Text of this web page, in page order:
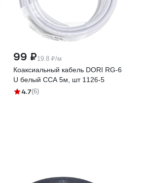
99 ₽19.8 ₽/м
Коаксиальный кабель DORI RG-6
U белый CCA 5м, шт 1126-5
4.7(6)